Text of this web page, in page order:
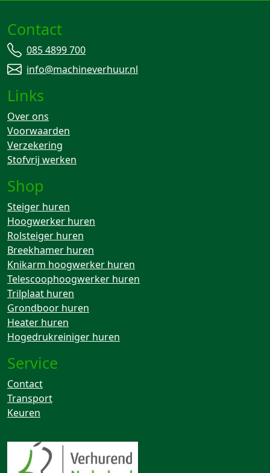
Contact
085 4899 700
info@machineverhuur.nl
Links
Over ons
Voorwaarden
Verzekering
Stofvrij werken
Shop
Steiger huren
Hoogwerker huren
Rolsteiger huren
Breekhamer huren
Knikarm hoogwerker huren
Telescoophoogwerker huren
Trilplaat huren
Grondboor huren
Heater huren
Hogedrukreiniger huren
Service
Contact
Transport
Keuren